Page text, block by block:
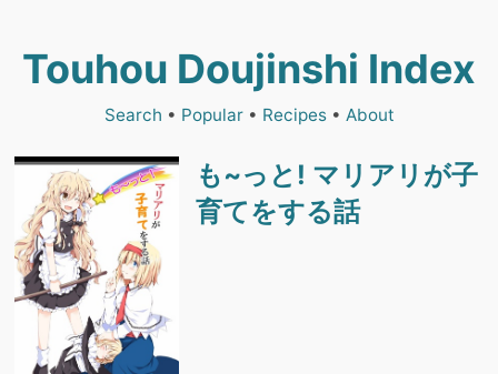
Touhou Doujinshi Index
Search • Popular• Recipes• About
も~っと! マリアリが子
育てをする話